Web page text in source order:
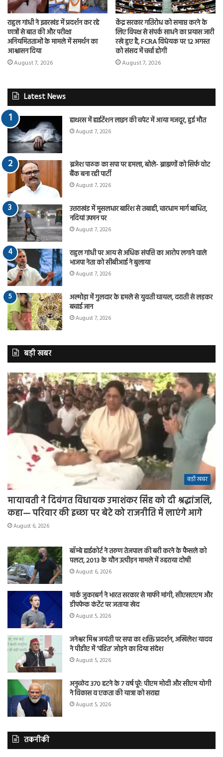
राहुल गांधी ने झारखंड में प्रदर्शन कर रहे
छात्रों से बात की और परीक्षा
अनियमितताओं के मामले में समर्थन का
आश्वासन दिया
August 7, 2026
केंद्र सरकार गतिरोध को समाप्त करने के
लिए विपक्ष से संपर्क साधने का प्रयास जारी
रखे हुए है, FCRA विधेयक पर 12 अगस्त
को संसद में चर्चा होगी
August 7, 2026
Latest News
हाथरस में हाईटेंशन लाइन की चपेट में आया मजदूर, हुई मौत
August 7, 2026
ब्रजेश पाठक का सपा पर हमला, बोले- ब्राह्मणों को सिर्फ वोट
बैंक बना रही पार्टी
August 7, 2026
उत्तराखंड में मूसलधार बारिश से तबाही, चारधाम मार्ग बाधित,
नदियां उफान पर
August 7, 2026
राहुल गांधी पर आय से अधिक संपत्ति का आरोप लगाने वाले
भाजपा नेता को सीबीआई ने बुलाया
August 7, 2026
अल्मोड़ा में गुलदार के हमले से युवती घायल, दराती से लड़कर
बचाई जान
August 7, 2026
बड़ी खबर
बड़ी खबर
मायावती ने दिवंगत विधायक उमाशंकर सिंह को दी श्रद्धांजलि,
कहा— परिवार की इच्छा पर बेटे को राजनीति में लाएंगे आगे
August 6, 2026
बॉम्बे हाईकोर्ट ने तरुण तेजपाल की बरी करने के फैसले को
पलटा, 2013 के यौन उत्पीड़न मामले में ठहराया दोषी
August 6, 2026
मार्क जुकरबर्ग ने भारत सरकार से माफी मांगी, सीएसएएम और
डीपफेक कंटेंट पर जताया खेद
August 5, 2026
जनेश्वर मिश्र जयंती पर सपा का शक्ति प्रदर्शन, अखिलेश यादव
ने पीडीए में ‘पंडित’ जोड़ने का दिया संदेश
August 5, 2026
अनुच्छेद 370 हटने के 7 वर्ष पूरे: पीएम मोदी और सीएम योगी
ने विकास व एकता की यात्रा को सराहा
August 5, 2026
तकनीकी